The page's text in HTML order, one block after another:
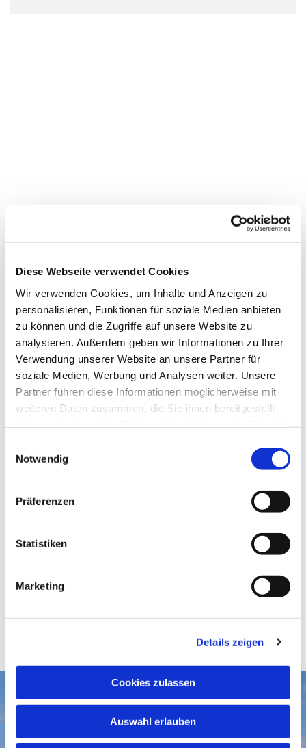
Diese Webseite verwendet Cookies
Wir verwenden Cookies, um Inhalte und Anzeigen zu
personalisieren, Funktionen für soziale Medien anbieten
zu können und die Zugriffe auf unsere Website zu
analysieren. Außerdem geben wir Informationen zu Ihrer
Verwendung unserer Website an unsere Partner für
soziale Medien, Werbung und Analysen weiter. Unsere
Partner führen diese Informationen möglicherweise mit
weiteren Daten zusammen, die Sie ihnen bereitgestellt
Notwendig
Präferenzen
Statistiken
Marketing
Details zeigen
Cookies zulassen
Auswahl erlauben
Dies könnte Sie auch interessieren
Aktuelles
Gottesdienste
Gemeindegruß-Archiv